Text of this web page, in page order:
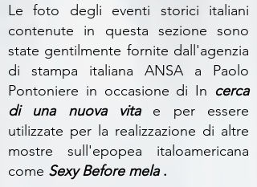
Le foto degli eventi storici italiani
contenute in questa sezione sono
state gentilmente fornite dall'agenzia
di stampa italiana ANSA a Paolo
Pontoniere in occasione di In cerca
di una nuova vitae per essere
utilizzate per la realizzazione di altre
mostre sull'epopea italoamericana
come Sexy Before mela.